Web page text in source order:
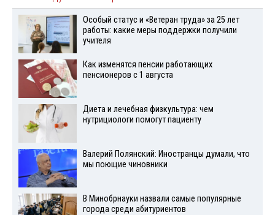
Особый статус и «Ветеран труда» за 25 лет
работы: какие меры поддержки получили
учителя
Как изменятся пенсии работающих
пенсионеров с 1 августа
Диета и лечебная физкультура: чем
нутрициологи помогут пациенту
Валерий Полянский: Иностранцы думали, что
мы поющие чиновники
В Минобрнауки назвали самые популярные
города среди абитуриентов